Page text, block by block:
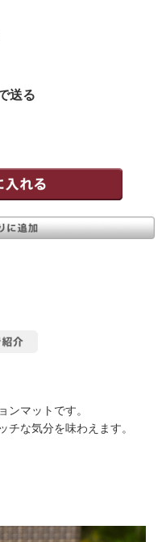
送る
ンマットです。
な気分を味わえます。